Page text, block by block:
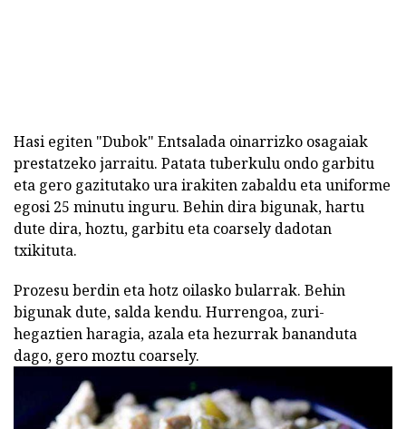
Hasi egiten "Dubok" Entsalada oinarrizko osagaiak
prestatzeko jarraitu. Patata tuberkulu ondo garbitu
eta gero gazitutako ura irakiten zabaldu eta uniforme
egosi 25 minutu inguru. Behin dira bigunak, hartu
dute dira, hoztu, garbitu eta coarsely dadotan
txikituta.
Prozesu berdin eta hotz oilasko bularrak. Behin
bigunak dute, salda kendu. Hurrengoa, zuri-
hegaztien haragia, azala eta hezurrak bananduta
dago, gero moztu coarsely.